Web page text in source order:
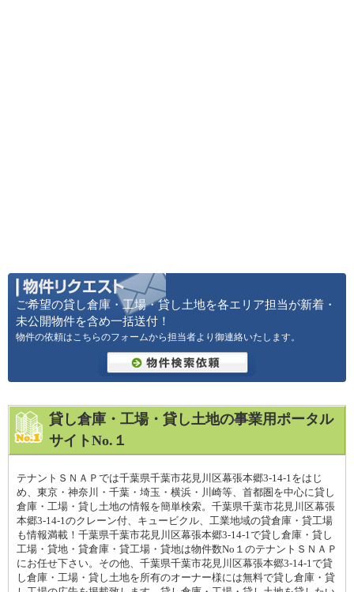
ご希望の貸し倉庫・工場・貸し土地を各エリア担当が新着・
未公開物件を含め一括送付！
物件の依頼はこちらのフォームから担当者より御連絡いたします。
貸し倉庫・工場・貸し土地の事業用ポータル
サイトNo.１
テナントＳＮＡＰでは千葉県千葉市花見川区幕張本郷3-14-1をはじ
め、東京・神奈川・千葉・埼玉・横浜・川崎等、首都圏を中心に貸し
倉庫・工場・貸し土地の情報を簡単検索。千葉県千葉市花見川区幕張
本郷3-14-1のクレーン付、キュービクル、工業地域の貸倉庫・貸工場
も情報満載！千葉県千葉市花見川区幕張本郷3-14-1で貸し倉庫・貸し
工場・貸地・貸倉庫・貸工場・貸地は物件数No１のテナントＳＮＡＰ
にお任せ下さい。その他、千葉県千葉市花見川区幕張本郷3-14-1で貸
し倉庫・工場・貸し土地を所有のオーナー様には無料で貸し倉庫・貸